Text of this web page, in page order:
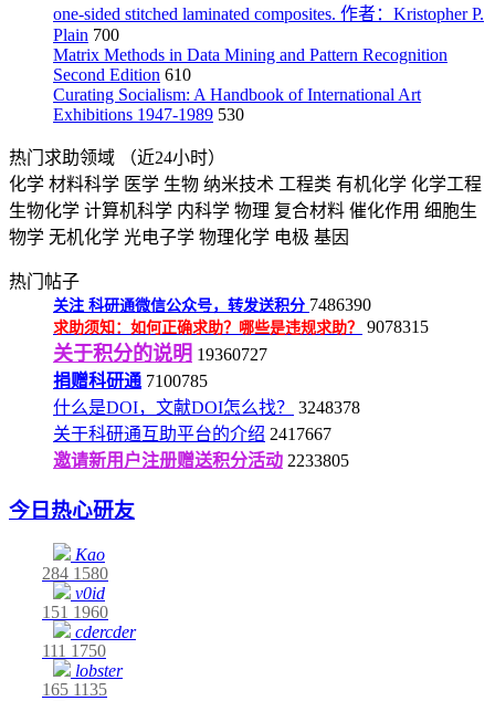
one-sided stitched laminated composites. 作者：Kristopher P.
Plain 700
Matrix Methods in Data Mining and Pattern Recognition
Second Edition 610
Curating Socialism: A Handbook of International Art
Exhibitions 1947-1989 530
热门求助领域
（近24小时）
化学 材料科学 医学 生物 纳米技术 工程类 有机化学 化学工程
生物化学 计算机科学 内科学 物理 复合材料 催化作用 细胞生
物学 无机化学 光电子学 物理化学 电极 基因
热门帖子
关注 科研通微信公众号，转发送积分 7486390
求助须知：如何正确求助？哪些是违规求助？ 9078315
关于积分的说明 19360727
捐赠科研通 7100785
什么是DOI，文献DOI怎么找？
3248378
关于科研通互助平台的介绍 2417667
邀请新用户注册赠送积分活动 2233805
今日热心研友
Kao
284 1580
v0id
151 1960
cdercder
111 1750
lobster
165 1135